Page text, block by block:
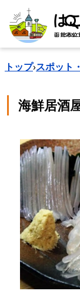
トップ›スポット
海鮮居酒